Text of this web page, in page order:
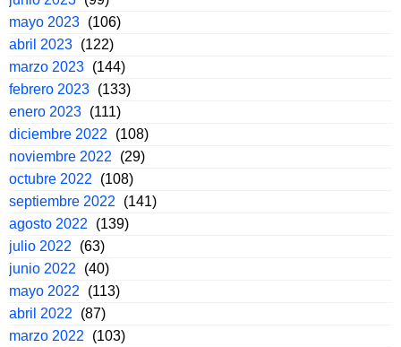
mayo 2023 (106)
abril 2023 (122)
marzo 2023 (144)
febrero 2023 (133)
enero 2023 (111)
diciembre 2022
(108)
noviembre 2022
(29)
octubre 2022
(108)
septiembre 2022
(141)
agosto 2022
(139)
julio 2022
(63)
junio 2022
(40)
mayo 2022
(113)
abril 2022
(87)
marzo 2022
(103)